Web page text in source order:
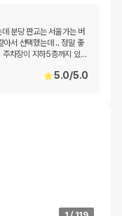
분당 판교는 서울가는 버
아서 선택했는데 .. 정말 좋
주차장이 지하5층까지 있…
5.0/5.0